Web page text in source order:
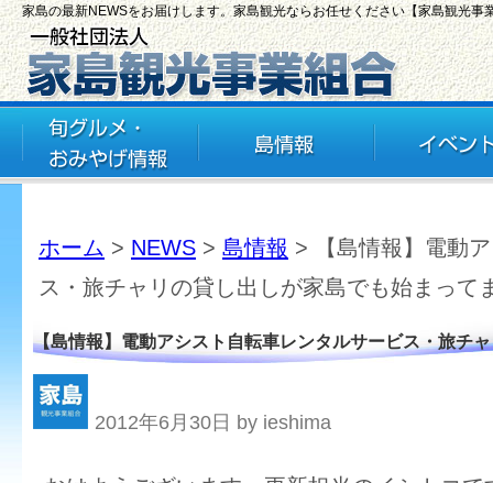
家島の最新NEWSをお届けします。家島観光ならお任せください【家島観光事
ホーム > NEWS > 島情報 > 【島情報】電動
ス・旅チャリの貸し出しが家島でも始まって
【島情報】電動アシスト自転車レンタルサービス・旅チ
2012年6月30日 by ieshima